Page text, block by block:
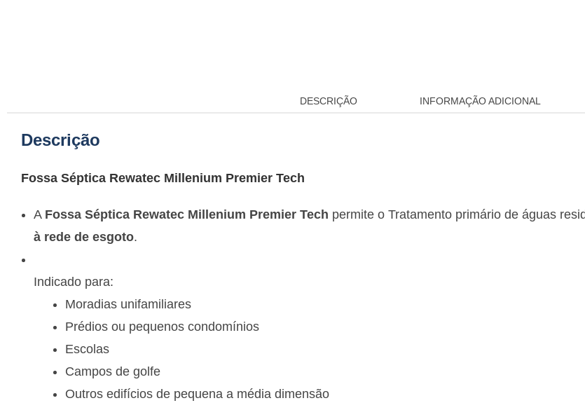
DESCRIÇÃO INFORMAÇÃO ADICIONAL
Descrição
Fossa Séptica Rewatec Millenium Premier Tech
A Fossa Séptica Rewatec Millenium Premier Tech permite o Tratamento primário de águas
à rede de esgoto.
Indicado para:
Moradias unifamiliares
Prédios ou pequenos condomínios
Escolas
Campos de golfe
Outros edifícios de pequena a média dimensão